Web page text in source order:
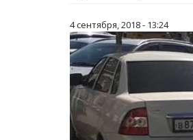
4 сентября, 2018 - 13:24